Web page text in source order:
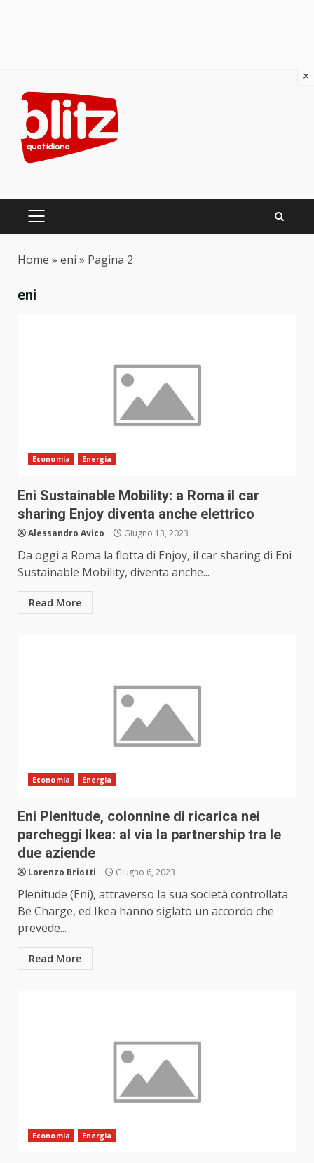
content
PRIMARY
Home » eni » Pagina 2
eni
Economia Energia
Eni Sustainable Mobility: a Roma il car
sharing Enjoy diventa anche elettrico
Alessandro Avico Giugno 13, 2023
Da oggi a Roma la flotta di Enjoy, il car sharing di Eni
Sustainable Mobility, diventa anche...
Read More
Economia Energia
Eni Plenitude, colonnine di ricarica nei
parcheggi Ikea: al via la partnership tra le
due aziende
Lorenzo Briotti Giugno 6, 2023
Plenitude (Eni), attraverso la sua società controllata
Be Charge, ed Ikea hanno siglato un accordo che
prevede...
Read More
Economia Energia
×